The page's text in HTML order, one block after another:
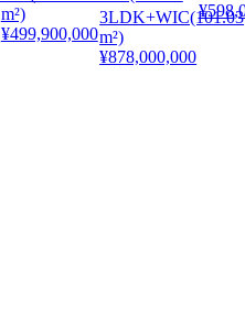
m²)
¥499,900,000
3LDK+WIC(101.03
m²)
¥878,000,000